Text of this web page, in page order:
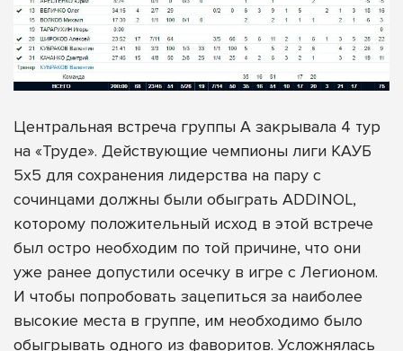
Центральная встреча группы А закрывала 4 тур
на «Труде». Действующие чемпионы лиги КАУБ
5х5 для сохранения лидерства на пару с
сочинцами должны были обыграть ADDINOL,
которому положительный исход в этой встрече
был остро необходим по той причине, что они
уже ранее допустили осечку в игре с Легионом.
И чтобы попробовать зацепиться за наиболее
высокие места в группе, им необходимо было
обыгрывать одного из фаворитов. Усложнялась